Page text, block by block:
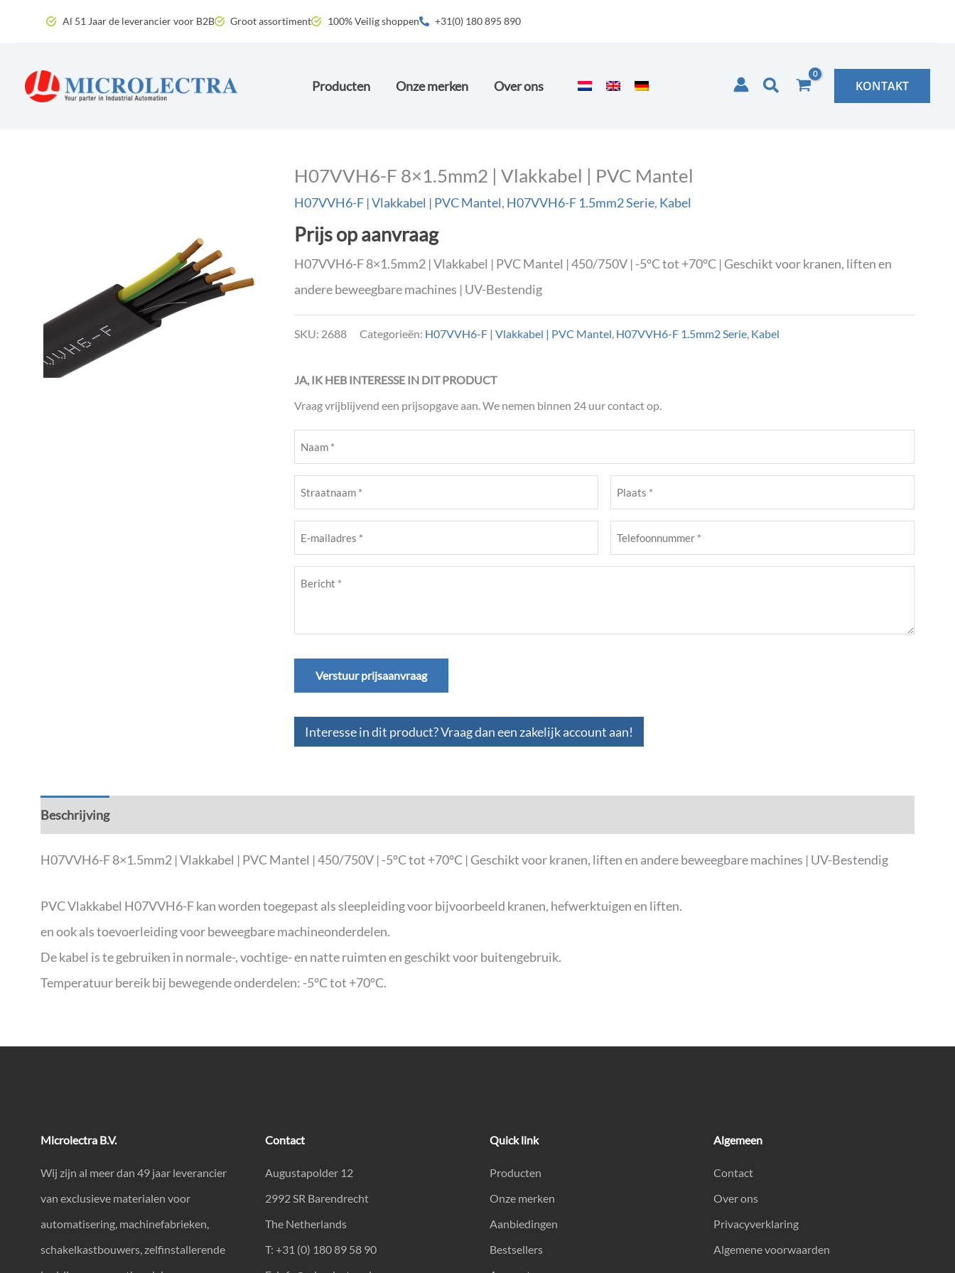
inhoud
Al 51 Jaar de leverancier voor B2B Groot assortiment 100% Veilig shoppen +31(0) 180 895 890
Producten Onze merken Over ons Zoeken KONTAKT
H07VVH6-F 8×1.5mm2 | Vlakkabel | PVC Mantel
H07VVH6-F | Vlakkabel | PVC Mantel, H07VVH6-F 1.5mm2 Serie, Kabel
Prijs op aanvraag
H07VVH6-F 8×1.5mm2 | Vlakkabel | PVC Mantel | 450/750V | -5°C tot +70°C | Geschikt voor kranen, liften en
andere beweegbare machines | UV-Bestendig
SKU: 2688 Categorieën: H07VVH6-F | Vlakkabel | PVC Mantel, H07VVH6-F 1.5mm2 Serie, Kabel
JA, IK HEB INTERESSE IN DIT PRODUCT
Vraag vrijblijvend een prijsopgave aan. We nemen binnen 24 uur contact op.
Naam
Straatnaam Plaats
E-
mailadres
(Vereist)
Telefoonnummer
Bericht
Verstuur prijsaanvraag
Interesse in dit product? Vraag dan een zakelijk account aan!
Beschrijving
H07VVH6-F 8×1.5mm2 | Vlakkabel | PVC Mantel | 450/750V | -5°C tot +70°C | Geschikt voor kranen, liften en andere beweegbare machines | UV-Bestendig
PVC Vlakkabel H07VVH6-F kan worden toegepast als sleepleiding voor bijvoorbeeld kranen, hefwerktuigen en liften.
en ook als toevoerleiding voor beweegbare machineonderdelen.
De kabel is te gebruiken in normale-, vochtige- en natte ruimten en geschikt voor buitengebruik.
Temperatuur bereik bij bewegende onderdelen: -5°C tot +70°C.
Microlectra B.V.
Wij zijn al meer dan 49 jaar leverancier
van exclusieve materialen voor
automatisering, machinefabrieken,
schakelkastbouwers, zelfinstallerende
Contact
Augustapolder 12
2992 SR Barendrecht
The Netherlands
T: +31 (0) 180 89 58 90
Quick link
Producten
Onze merken
Aanbiedingen
Bestsellers
Algemeen
Contact
Over ons
Privacyverklaring
Algemene voorwaarden